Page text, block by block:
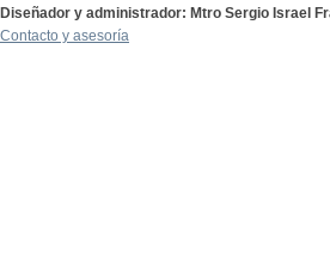
Diseñador y administrador: Mtro Sergio Israel
Contacto y asesoría